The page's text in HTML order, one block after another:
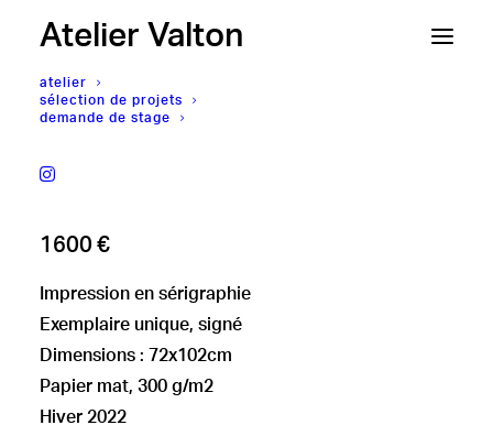
Atelier Valton
atelier
sélection de projets
demande de stage
Neïl Beloufa
1600 €
Impression en sérigraphie
Exemplaire unique, signé
Dimensions : 72x102cm
Papier mat, 300 g/m2
Hiver 2022